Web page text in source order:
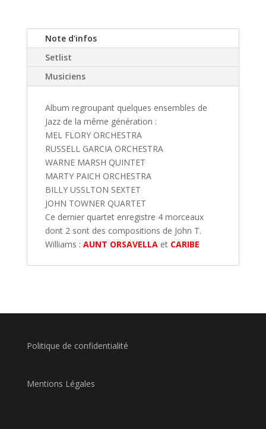
Note d'infos
Setlist
Musiciens
Album regroupant quelques ensembles de
Jazz de la même génération :
MEL FLORY ORCHESTRA
RUSSELL GARCIA ORCHESTRA
WARNE MARSH QUINTET
MARTY PAICH ORCHESTRA
BILLY USSLTON SEXTET
JOHN TOWNER QUARTET
Ce dernier quartet enregistre 4 morceaux
dont 2 sont des compositions de John T.
Williams : AUNT ORSAVELLAet CARIBE
Politique de confidentialité
Mentions Légales